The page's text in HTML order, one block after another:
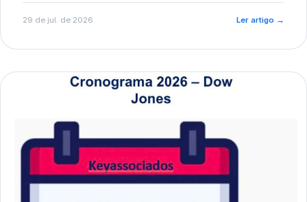
29 de jul. de 2026 Ler artigo →